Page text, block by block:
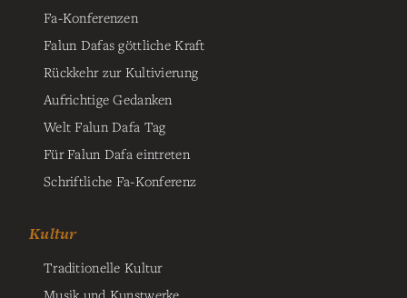
Fa-Konferenzen
Falun Dafas göttliche Kraft
Rückkehr zur Kultivierung
Aufrichtige Gedanken
Welt Falun Dafa Tag
Für Falun Dafa eintreten
Schriftliche Fa-Konferenz
Kultur
Traditionelle Kultur
Musik und Kunstwerke